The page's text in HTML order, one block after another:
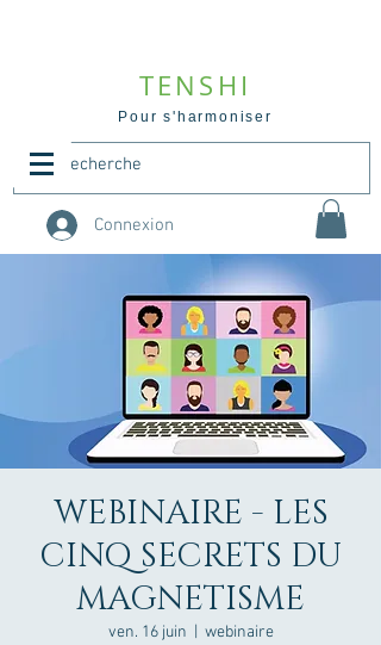
TENSHI
Pour s'harmoniser
Connexion
WEBINAIRE - LES
CINQ SECRETS DU
MAGNETISME
ven. 16 juin
  |
webinaire